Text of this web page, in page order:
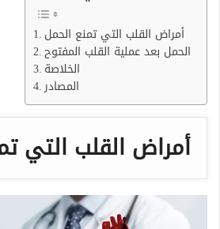
أمراض القلب التي تمنع الحمل
الحمل بعد عملية القلب المفتوح
الخلاصة
المصادر
أمراض القلب التي